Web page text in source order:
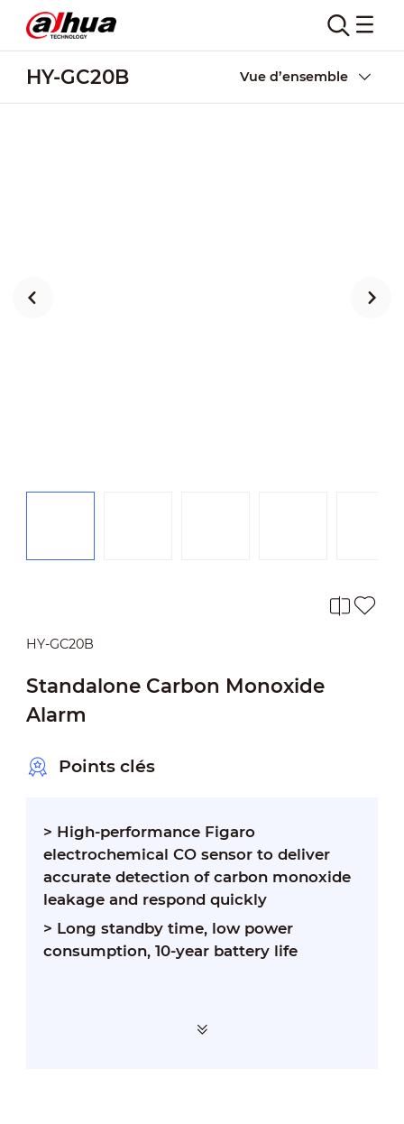
HY-GC20B Vue d’ensemble
HY-GC20B
Standalone Carbon Monoxide
Alarm
Points clés
> High-performance Figaro
electrochemical CO sensor to deliver
accurate detection of carbon monoxide
leakage and respond quickly
> Long standby time, low power
consumption, 10-year battery life